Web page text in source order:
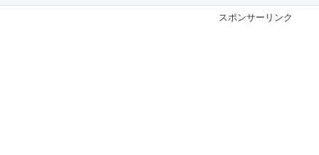
スポンサーリンク